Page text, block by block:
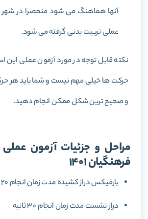
آنها هماهنگ می شود منحصرا در شهر
عملی تربیت بدنی گرفته می شود.
نکته قابل توجه در مورد آزمون عملی این
حرکت ها خیلی مهم نیست و شما باید هر
و صحیح ترین شکل ممکن انجام دهید.
مراحل و جزئیات آزمون
فرهنگیان 1401
بارفیکس دراز کشیده مدت زمان انجام 20 ثانیه
دراز نشست مدت زمان انجام 30 ثانیه